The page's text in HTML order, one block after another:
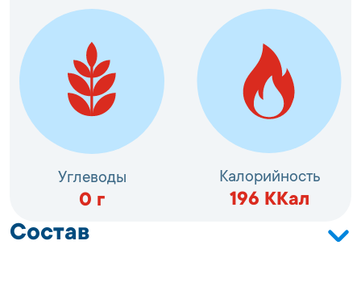
Углеводы
0 г
Калорийность
196 ККал
Состав